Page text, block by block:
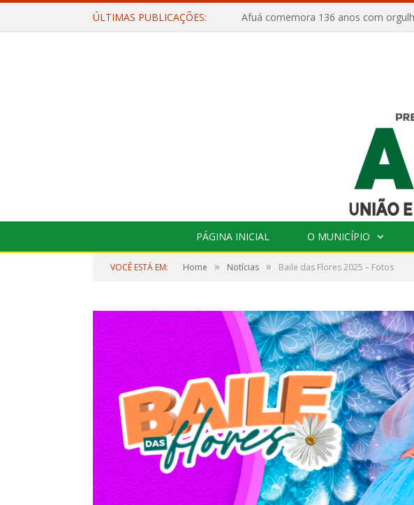
ÚLTIMAS PUBLICAÇÕES:
PÁGINA INICIAL O MUNICÍPIO
VOCÊ ESTÁ EM: Home » Notícias » Baile das Flores 2025 – Fotos